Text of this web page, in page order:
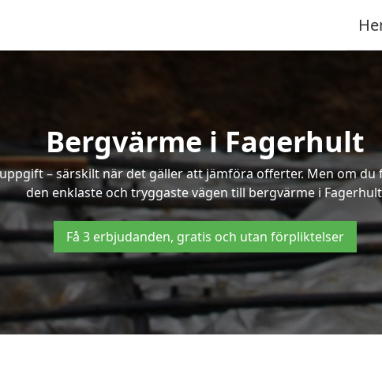
Bergvärme i Fagerhult
– särskilt när det gäller att jämföra offerter. Men om
den enklaste och tryggaste vägen till bergvärme i
Få 3 erbjudanden, gratis och utan förpliktelser